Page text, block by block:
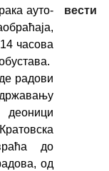
ауто-
часова
радови
до
од
вести